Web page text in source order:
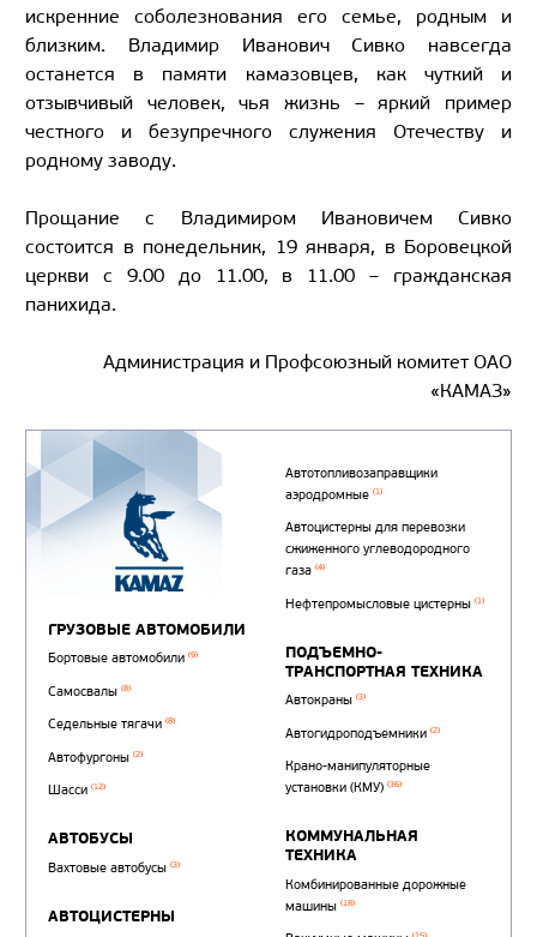
искренние соболезнования его семье, родным и
близким. Владимир Иванович Сивко навсегда
останется в памяти камазовцев, как чуткий и
отзывчивый человек, чья жизнь – яркий пример
честного и безупречного служения Отечеству и
родному заводу.
Прощание с Владимиром Ивановичем Сивко
состоится в понедельник, 19 января, в Боровецкой
церкви с 9.00 до 11.00, в 11.00 – гражданская
панихида.
Администрация и Профсоюзный комитет ОАО
«КАМАЗ»